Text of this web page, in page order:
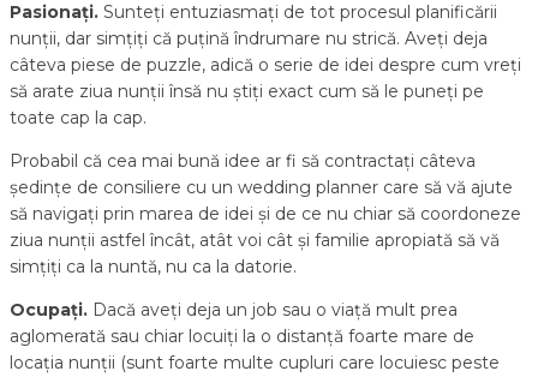
Pasionați. Sunteți entuziasmați de tot procesul planificării
nunții, dar simțiți că puțină îndrumare nu strică. Aveți deja
câteva piese de puzzle, adică o serie de idei despre cum vreți
să arate ziua nunții însă nu știți exact cum să le puneți pe
toate cap la cap.
Probabil că cea mai bună idee ar fi să contractați câteva
ședințe de consiliere cu un wedding planner care să vă ajute
să navigați prin marea de idei și de ce nu chiar să coordoneze
ziua nunții astfel încât, atât voi cât și familie apropiată să vă
simțiți ca la nuntă, nu ca la datorie.
Ocupați. Dacă aveți deja un job sau o viață mult prea
aglomerată sau chiar locuiți la o distanță foarte mare de
locația nunții (sunt foarte multe cupluri care locuiesc peste